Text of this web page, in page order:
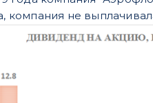
компания не